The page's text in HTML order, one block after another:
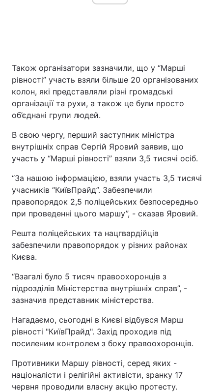
Також організатори зазначили, що у “Марші
рівності” участь взяли більше 20 організованих
колон, які представляли різні громадські
організації та рухи, а також це були просто
об’єднані групи людей.
В свою чергу, перший заступник міністра
внутрішніх справ Сергій Яровий заявив, що
участь у “Марші рівності” взяли 3,5 тисячі осіб.
“За нашою інформацією, взяли участь 3,5 тисячі
учасників “КиївПрайд”. Забезпечили
правопорядок 2,5 поліцейських безпосередньо
при проведенні цього маршу”, - сказав Яровий.
Решта поліцейських та нацгвардійців
забезпечили правопорядок у різних районах
Києва.
“Взагалі було 5 тисяч правоохоронців з
підрозділів Міністерства внутрішніх справ”, -
зазначив представник міністерства.
Нагадаємо, сьогодні в Києві відбувся Марш
рівності "КиївПрайд". Захід проходив під
посиленим контролем з боку правоохоронців.
Противники Маршу рівності, серед яких -
націоналісти і релігійні активісти, зранку 17
червня проводили власну акцію протесту.